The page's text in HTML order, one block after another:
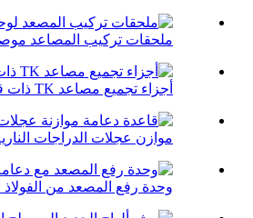
ملحقات تركيب المصاعد
أجزاء تجميع مصاعد TK ذات قاعدة I-Beam من الفولاذ الكربوني
موازن عجلات الدراجات
وحدة رفع المصعد من الفولاذ